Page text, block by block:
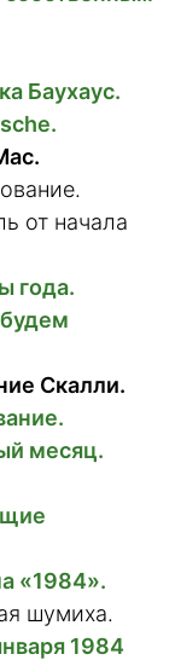
Баухаус.
от начала
года.
Скалли.
месяц.
«1984».
шумиха.
1984